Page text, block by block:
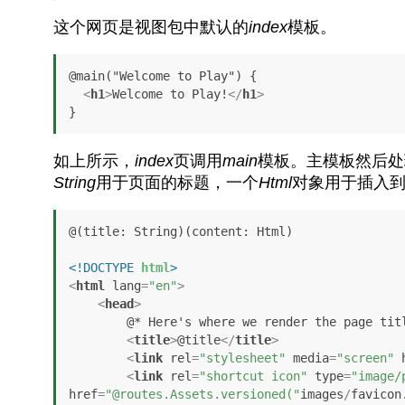
这个网页是视图包中默认的index模板。
@main("Welcome to Play") {
<h1>Welcome to Play!</ h1>
}
如上所示， index页调用main模板。主模板然后
String用于页面的标题，一个Html对象用于插入
@(title: String)(content: Html)
<!DOCTYPE html>
<html lang="en">
<head>
<title>@title</title>
<link rel="stylesheet" media="screen"
<link rel="shortcut icon" type="image/
href="@routes.Assets.versioned("images/